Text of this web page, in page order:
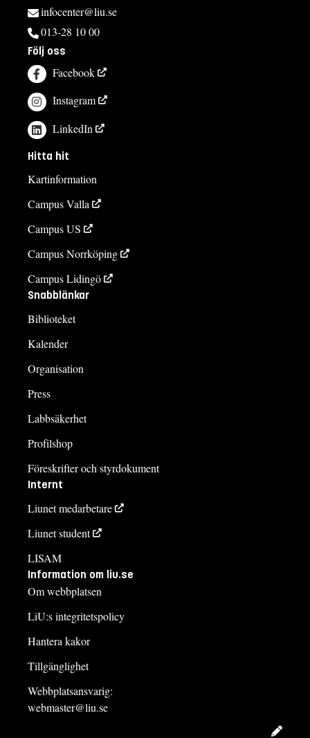
infocenter@liu.se
013-28 10 00
Följ oss
Facebook
Instagram
LinkedIn
Hitta hit
Kartinformation
Campus Valla
Campus US
Campus Norrköping
Campus Lidingö
Snabblänkar
Biblioteket
Kalender
Organisation
Press
Labbsäkerhet
Profilshop
Föreskrifter och styrdokument
Internt
Liunet medarbetare
Liunet student
LISAM
Information om liu.se
Om webbplatsen
LiU:s integritetspolicy
Hantera kakor
Tillgänglighet
Webbplatsansvarig:
webmaster@liu.se